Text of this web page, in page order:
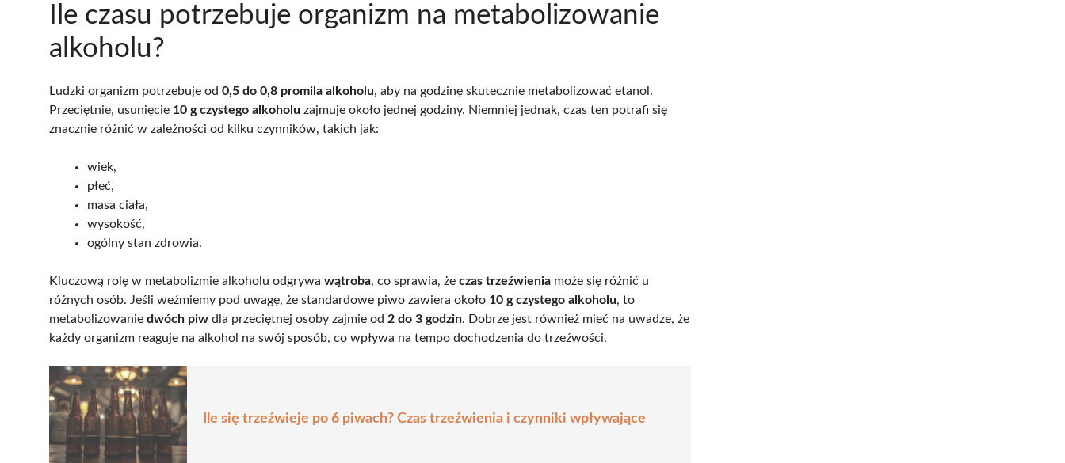
Ile czasu potrzebuje organizm na metabolizowanie
alkoholu?
Ludzki organizm potrzebuje od 0,5 do 0,8 promila alkoholu, aby na godzinę skutecznie metabolizować etanol.
Przeciętnie, usunięcie 10 g czystego alkoholu zajmuje około jednej godziny. Niemniej jednak, czas ten potrafi się
znacznie różnić w zależności od kilku czynników, takich jak:
wiek,
płeć,
masa ciała,
wysokość,
ogólny stan zdrowia.
Kluczową rolę w metabolizmie alkoholu odgrywa wątroba, co sprawia, że czas trzeźwienia może się różnić u
różnych osób. Jeśli weźmiemy pod uwagę, że standardowe piwo zawiera około 10 g czystego alkoholu, to
metabolizowanie dwóch piw dla przeciętnej osoby zajmie od 2 do 3 godzin. Dobrze jest również mieć na uwadze, że
każdy organizm reaguje na alkohol na swój sposób, co wpływa na tempo dochodzenia do trzeźwości.
Ile się trzeźwieje po 6 piwach? Czas trzeźwienia i czynniki wpływające